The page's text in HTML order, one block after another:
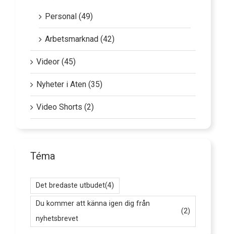
Personal (49)
Arbetsmarknad (42)
Videor (45)
Nyheter i Aten (35)
Video Shorts (2)
Téma
Det bredaste utbudet(4)
Du kommer att känna igen dig från
nyhetsbrevet
(2)